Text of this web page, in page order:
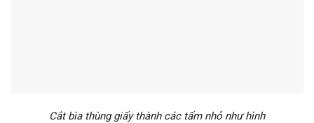
Cắt bìa thùng giấy thành các tấm nhỏ như hình